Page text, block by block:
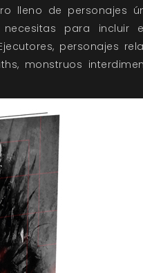
lleno de personajes
para incluir
personajes
monstruos